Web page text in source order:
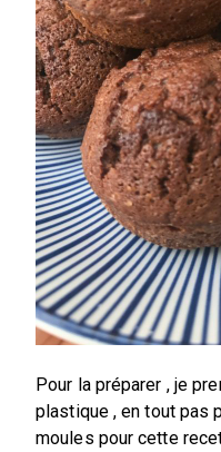
Pour la préparer , je
plastique , en tout pas
moules pour cette